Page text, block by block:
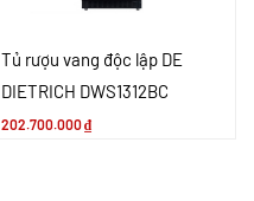
Tủ rượu vang độc lập DE
DIETRICH DWS1312BC
202.700.000₫